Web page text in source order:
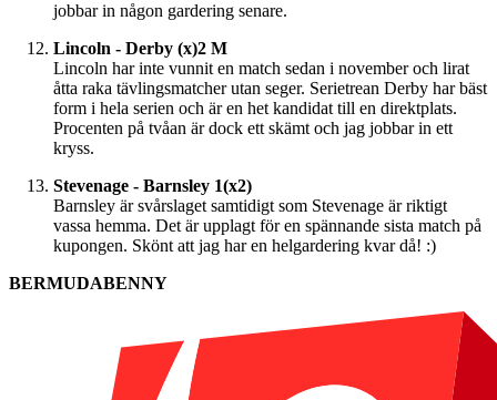
jobbar in någon gardering senare.
Lincoln - Derby (x)2 M
Lincoln har inte vunnit en match sedan i november och lirat
åtta raka tävlingsmatcher utan seger. Serietrean Derby har bäst
form i hela serien och är en het kandidat till en direktplats.
Procenten på tvåan är dock ett skämt och jag jobbar in ett
kryss.
Stevenage - Barnsley 1(x2)
Barnsley är svårslaget samtidigt som Stevenage är riktigt
vassa hemma. Det är upplagt för en spännande sista match på
kupongen. Skönt att jag har en helgardering kvar då! :)
BERMUDABENNY